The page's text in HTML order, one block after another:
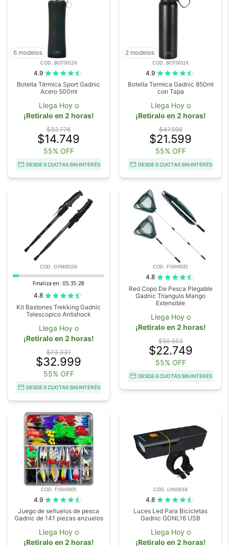
6 modelos
COD. BOT0012X
4.9
Botella Térmica Sport Gadnic
Acero 500ml
Llega Hoy o
¡Retiralo en 2 horas!
$32.776
$14.749
55% OFF
DESDE 6 CUOTAS SIN INTERÉS
2 modelos
COD. BOT0011X
4.9
Botella Termica Gadnic 850ml
con Tapa
Llega Hoy o
¡Retiralo en 2 horas!
$47.998
$21.599
55% OFF
DESDE 6 CUOTAS SIN INTERÉS
COD. GYM00100
Finaliza en: 05:35:27
4.8
Kit Bastones Trekking Gadnic
Telescopico Antishock
Llega Hoy o
¡Retiralo en 2 horas!
$73.331
$32.999
55% OFF
DESDE 6 CUOTAS SIN INTERÉS
COD. FISH0031
4.8
Red Copo De Pesca Plegable
Gadnic Triangulo Mango
Extensible
Llega Hoy o
¡Retiralo en 2 horas!
$50.553
$22.749
55% OFF
DESDE 6 CUOTAS SIN INTERÉS
COD. FISH0005
4.9
Juego de señuelos de pesca
Gadnic de 141 piezas anzuelos
Llega Hoy o
¡Retiralo en 2 horas!
COD. LIN00016
4.8
Luces Led Para Bicicletas
Gadnic GDNL16 USB
Llega Hoy o
¡Retiralo en 2 horas!